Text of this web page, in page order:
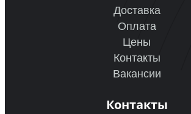
Доставка
Оплата
Цены
Контакты
Вакансии
Контакты